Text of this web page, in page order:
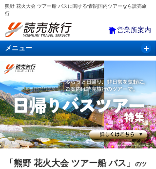
熊野 花火大会 ツアー船 バスに関する情報|国内ツアーなら読売旅
行
営業所案内
メニュー
国内旅行 バスツアー 海外旅行 クルーズ
航空・ＪＲ＋宿泊 航空券＆ホテル
「熊野 花火大会 ツアー船 バス」
のツ